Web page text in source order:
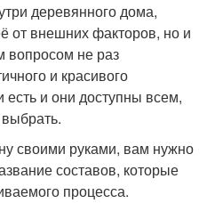
деревянного дома,
от внешних факторов, но и
вопросом не раз
и красивого
и они доступны всем,
выбрать.
своими руками, вам нужно
составов, которые
процесса.